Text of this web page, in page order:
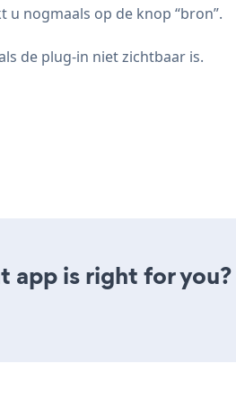
nogmaals op de knop “bron”.
de plug-in niet zichtbaar is.
app is right for